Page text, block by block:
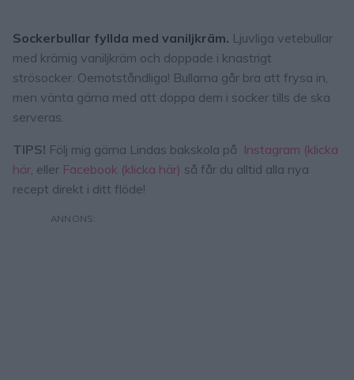
Sockerbullar fyllda med vaniljkräm. Ljuvliga vetebullar
med krämig vaniljkräm och doppade i knastrigt
strösocker. Oemotståndliga! Bullarna går bra att frysa in,
men vänta gärna med att doppa dem i socker tills de ska
serveras.
TIPS! Följ mig gärna Lindas bakskola på Instagram (klicka
här, eller Facebook (klicka här) så får du alltid alla nya
recept direkt i ditt flöde!